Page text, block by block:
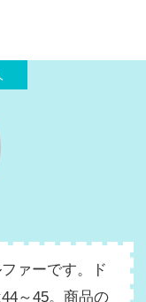
ァーです。ド
～45。商品の